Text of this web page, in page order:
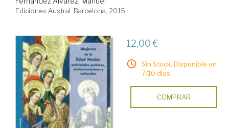
Ediciones Austral. Barcelona, 2015
12,00 €
Sin Stock. Disponible en
7/10 días.
COMPRAR